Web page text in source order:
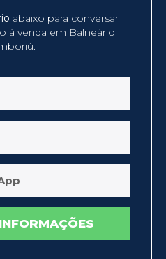
abaixo para conversar
à venda em Balneário